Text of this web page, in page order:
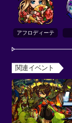
アフロディーテ
関連イベント